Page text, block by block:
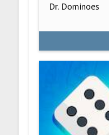
Dr. Dominoes